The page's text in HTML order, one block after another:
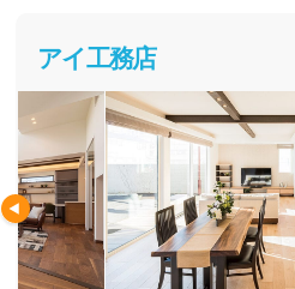
アイ工務店